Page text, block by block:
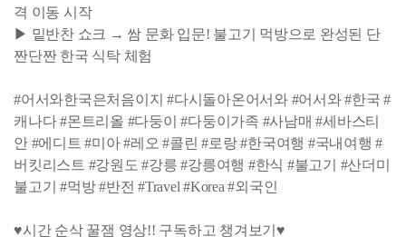
격 이동 시작
▶ 밑반찬 쇼크 → 쌈 문화 입문! 불고기 먹방으로 완성된 단
짠단짠 한국 식탁 체험
#어서와한국은처음이지 #다시돌아온어서와 #어서와 #한국 #
캐나다 #몬트리올 #다둥이 #다둥이가족 #사남매 #세바스티
안 #에디트 #미아 #레오 #콜린 #로랑 #한국여행 #국내여행 #
버킷리스트 #강원도 #강릉 #강릉여행 #한식 #불고기 #산더미
불고기 #먹방 #반전 #Travel #Korea #외국인
♥시간 순삭 꿀잼 영상!! 구독하고 챙겨보기♥